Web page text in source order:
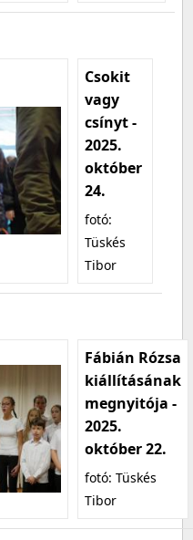
Csokit
vagy
csínyt -
2025.
október
24.
fotó:
Tüskés
Tibor
Fábián Rózsa
kiállításának
megnyitója -
2025.
október 22.
fotó: Tüskés
Tibor